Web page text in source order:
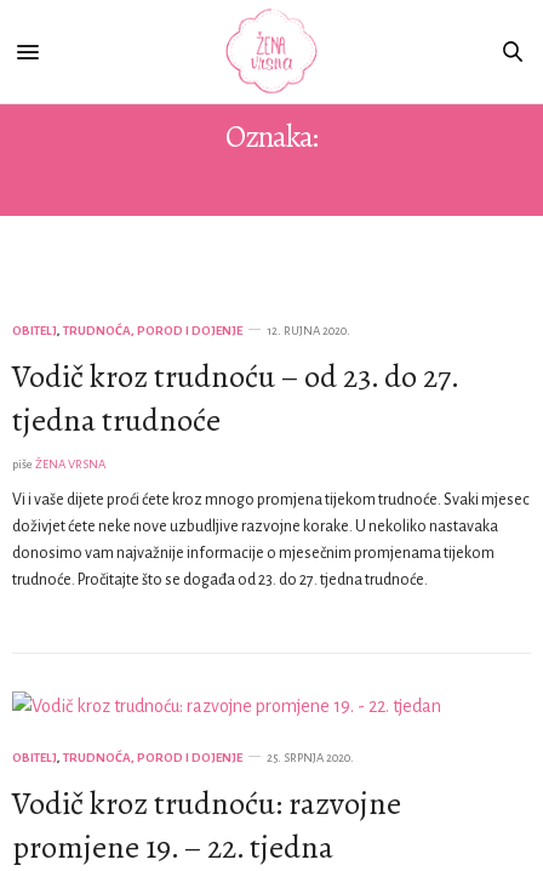
Oznaka:
OBITELJ, TRUDNOĆA, POROD I DOJENJE 12. RUJNA 2020.
Vodič kroz trudnoću – od 23. do 27.
tjedna trudnoće
piše ŽENA VRSNA
Vi i vaše dijete proći ćete kroz mnogo promjena tijekom trudnoće. Svaki mjesec
doživjet ćete neke nove uzbudljive razvojne korake. U nekoliko nastavaka
donosimo vam najvažnije informacije o mjesečnim promjenama tijekom
trudnoće. Pročitajte što se događa od 23. do 27. tjedna trudnoće.
OBITELJ, TRUDNOĆA, POROD I DOJENJE 25. SRPNJA 2020.
Vodič kroz trudnoću: razvojne
promjene 19. – 22. tjedna